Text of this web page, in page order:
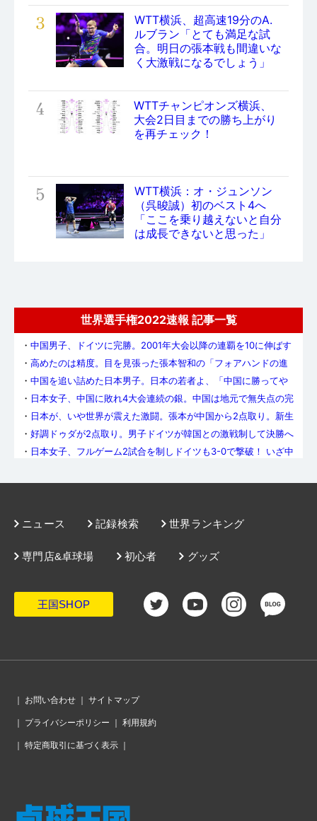
3
WTT横浜、超高速19分のA.
ルブラン「とても満足な試
合。明日の張本戦も間違いな
く大激戦になるでしょう」
4
WTTチャンピオンズ横浜、
大会2日目までの勝ち上がり
を再チェック！
5
WTT横浜：オ・ジュンソン
（呉晙誠）初のベスト4へ
「ここを乗り越えないと自分
は成長できないと思った」
世界選手権2022速報 記事一覧
・ 中国男子、ドイツに完勝。2001年大会以降の連覇を10に伸ばす
・ 高めたのは精度。目を見張った張本智和の「フォアハンドの進
・ 中国を追い詰めた日本男子。日本の若者よ、「中国に勝ってや
・ 日本女子、中国に敗れ4大会連続の銀。中国は地元で無失点の完
・ 日本が、いや世界が震えた激闘。張本が中国から2点取り。新生
・ 好調ドゥダが2点取り。男子ドイツが韓国との激戦制して決勝へ
・ 日本女子、フルゲーム2試合を制しドイツも3-0で撃破！ いざ中
・中国女子の強さ、まざまざ。タイペイ寄せ付けず、無失点で決
・ 決戦の金曜日。日本男子はポルトガルとメダルを懸けて激突。
女子は準決勝でドイツと対戦
メダル以上が確定
・中国とドイツがあっという間に完勝。男子で8強出揃う
・日本女子、強さ見せつけ韓国も完封。準々決勝ではスロバキア
と再戦
日本男女とも8強進出。決勝T初日、1回戦12試合の結果
・会場のフロアは、強い光が照りつける「常夏」の空間
・日本女子、いきなり日韓決戦。決勝トーナメントのドローはこ
日本男子の初戦はブラジル。準決勝で中国と当たるドローに！
グループ1位通過
・グループリーグが終了。男女各グループの結果
・ここは海外？ 成都であって成都でない「バブル」の中
ニュース 記録検索 世界ランキング
グッズ
専門店&卓球場 初心者
王国SHOP
｜ お問い合わせ ｜ サイトマップ
｜ プライバシーポリシー ｜ 利用規約
｜ 特定商取引に基づく表示 ｜